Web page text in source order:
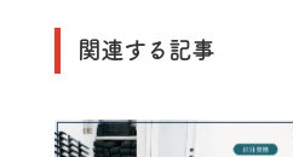
関連する記事